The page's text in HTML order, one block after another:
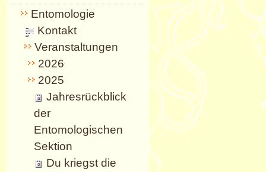
Entomologie
Kontakt
Veranstaltungen
2026
2025
Jahresrückblick
der
Entomologischen
Sektion
Du kriegst die